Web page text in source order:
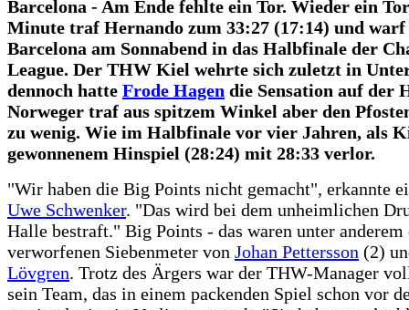
Barcelona - Am Ende fehlte ein Tor. Wieder ein
Minute traf Hernando zum 33:27 (17:14) und warf
Barcelona am Sonnabend in das Halbfinale der
League. Der THW Kiel wehrte sich zuletzt in
dennoch hatte Frode Hagen die Sensation auf der
Norweger traf aus spitzem Winkel aber den
zu wenig. Wie im Halbfinale vor vier Jahren, als
gewonnenem Hinspiel (28:24) mit 28:33 verlor.
"Wir haben die Big Points nicht gemacht", erkannte
Uwe Schwenker. "Das wird bei dem unheimlichen
Halle bestraft." Big Points - das waren unter anderem
verworfenen Siebenmeter von Johan Pettersson (2)
Lövgren. Trotz des Ärgers war der THW-Manager
sein Team, das in einem packenden Spiel schon vor